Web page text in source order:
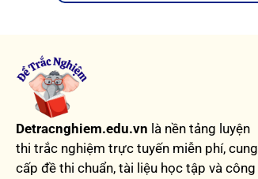
Detracnghiem.edu.vn là nền tảng luyện
thi trắc nghiệm trực tuyến miễn phí, cung
cấp đề thi chuẩn, tài liệu học tập và công